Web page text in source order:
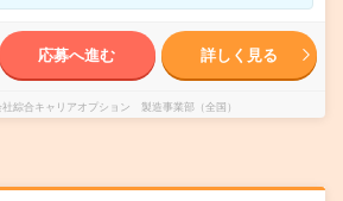
応募へ進む 詳しく見る
綜合キャリアオプション 製造事業部（全国）